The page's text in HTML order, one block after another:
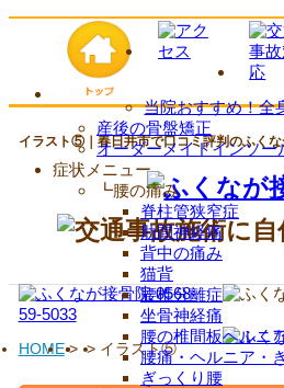
当院おすすめ！全
産後の骨盤矯正
オーダーメイドインソー
症状メニュー
┗腰の痛み
脊柱管狭窄症
肋間神経痛
背中の痛み
猫背
腰椎分離症
坐骨神経痛
腰の椎間板ヘルニ
腰痛・ヘルニア・
ぎっくり腰
イラスト⑤｜春日井市で口コミ評判のふくな
HOME> > イラスト⑤